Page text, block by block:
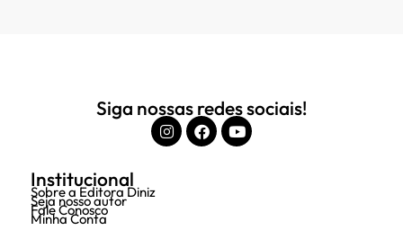
Siga nossas redes sociais!
Institucional
Sobre a Editora Diniz
Seja nosso autor
Fale Conosco
Minha Conta